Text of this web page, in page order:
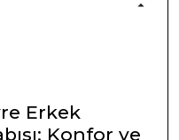
Erkek
Konfor ve